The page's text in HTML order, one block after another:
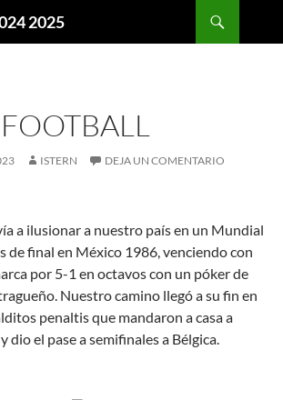
2025
ISTERN DEJA UN COMENTARIO
a ilusionar a nuestro país en un Mundial
de final en México 1986, venciendo con
por 5-1 en octavos con un póker de
Nuestro camino llegó a su fin en
penaltis que mandaron a casa a
dio el pase a semifinales a Bélgica.